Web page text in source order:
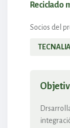
Reciclado
Socios del
TECNALIA